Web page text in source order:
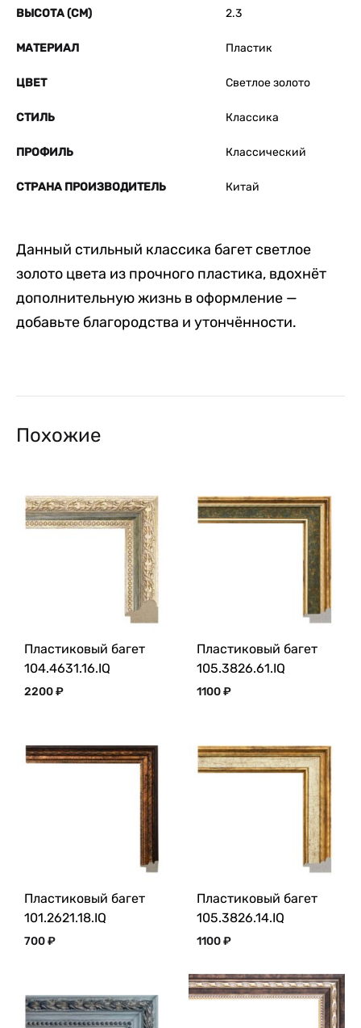
ВЫСОТА (СМ) 2.3
МАТЕРИАЛ Пластик
ЦВЕТ Светлое золото
СТИЛЬ Классика
ПРОФИЛЬ Классический
СТРАНА ПРОИЗВОДИТЕЛЬ Китай
Данный стильный классика багет светлое
золото цвета из прочного пластика, вдохнёт
дополнительную жизнь в оформление —
добавьте благородства и утончённости.
Похожие
Пластиковый багет
104.4631.16.IQ
2200₽
Пластиковый багет
105.3826.61.IQ
1100₽
Пластиковый багет
101.2621.18.IQ
700₽
Пластиковый багет
105.3826.14.IQ
1100₽